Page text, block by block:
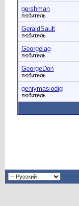
gershman
любитель
GeraldSault
любитель
Georgelag
любитель
GeorgeDon
любитель
geniymasiodig
любитель